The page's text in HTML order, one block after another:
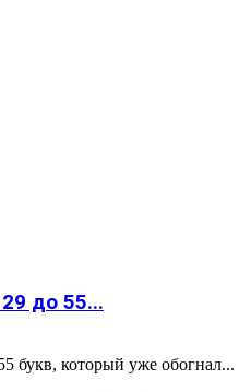
до 55...
букв, который уже обогнал...